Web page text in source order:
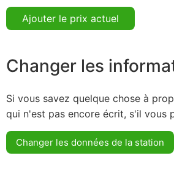
Ajouter le prix actuel
Changer les
Si vous savez quelque chose à
qui n'est pas encore écrit, s'il vous
Changer les données de la station